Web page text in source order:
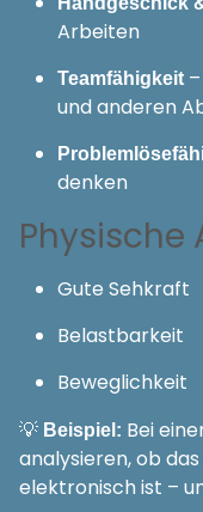
Arbeiten
Teamfähigkeit
und anderen
denken
Physische
Gute Sehkraft
Belastbarkeit
Beweglichkeit
💡 Beispiel: Bei
analysieren, ob
elektronisch ist –